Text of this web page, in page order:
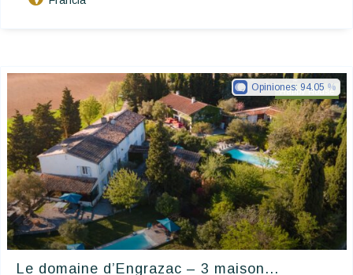
Happy House
Le domaine d’Engrazac – 3 maison...
Opiniones: 94.05